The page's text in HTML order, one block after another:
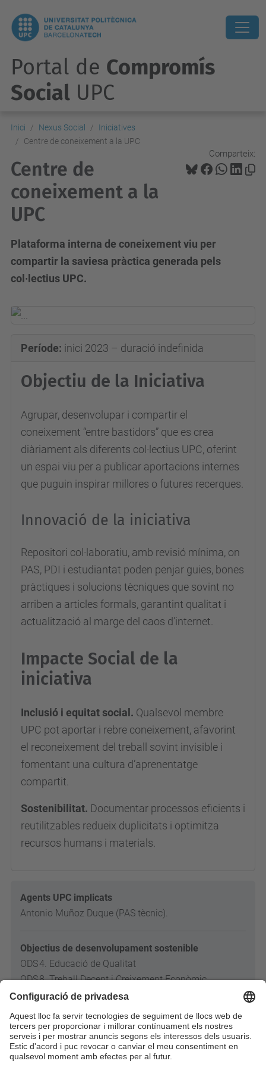
Portal de Compromís
Social UPC
Inici Nexus Social
Iniciatives
Centre de coneixement a la UPC
Comparteix:
Centre de
coneixement a la
UPC
Plataforma interna de coneixement viu per
compartir la saviesa pràctica generada pels
col·lectius UPC.
Període: inici 2023 – duració indefinida
Objectiu de la Iniciativa
Agrupar, desenvolupar i compartir el
coneixement “entre bastidors” que es crea
diàriament als diferents col·lectius UPC, oferint
un espai viu per a publicar aportacions internes
que puguin inspirar millores o futures recerques.
Innovació de la iniciativa
Repositori col·laboratiu, amb revisió mínima, on
PAS, PDI i estudiantat poden penjar guies, bones
pràctiques i solucions tècniques que sovint no
arriben a articles formals, garantint qualitat i
actualització al marge del caos d’internet.
Impacte Social de la
iniciativa
Inclusió i equitat social. Qualsevol membre
UPC pot aportar i rebre coneixement, afavorint
el reconeixement del treball sovint invisible i
fomentant una cultura d’aprenentatge
compartit.
Sostenibilitat. Documentar processos eficients i
reutilitzables redueix duplicitats i optimitza
recursos humans i materials.
Agents UPC implicats
Antonio Muñoz Duque (PAS tècnic).
Objectius de desenvolupament sostenible
ODS 4. Educació de Qualitat
ODS 8. Treball Decent i Creixement Econòmic
ODS 9. Indústria, Innovació i Infraestructura
Enllaços relacionats